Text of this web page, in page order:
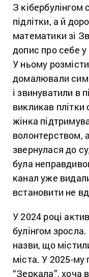
З
підлітки, а й
математики зі
допис про себе у
У ньому
домалювали
і звинуватили в
викликав
жінка
волонтерством,
звернулася до
була
канал уже
встановити не
У 2024 році
булінгом
назви, що
міста. У 2025-му
“Зеркала”, хоча